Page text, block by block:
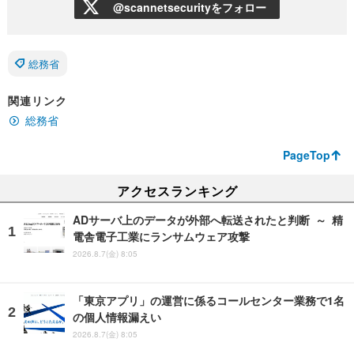
@scannetsecurityをフォロー
総務省
関連リンク
総務省
PageTop
アクセスランキング
ADサーバ上のデータが外部へ転送されたと判断 ～ 精
電舎電子工業にランサムウェア攻撃
2026.8.7(金) 8:05
「東京アプリ」の運営に係るコールセンター業務で1名
の個人情報漏えい
2026.8.7(金) 8:05